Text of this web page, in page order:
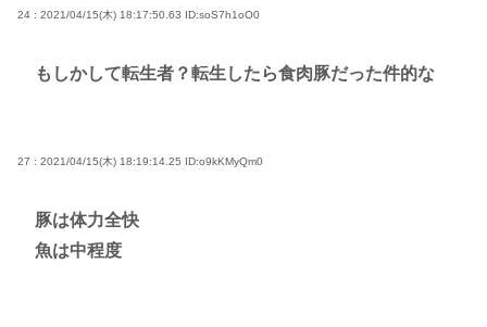
24 : 2021/04/15(木) 18:17:50.63 ID:soS7h1oO0
もしかして転生者？転生したら食肉豚だった件的な
27 : 2021/04/15(木) 18:19:14.25 ID:o9kKMyQm0
豚は体力全快
魚は中程度